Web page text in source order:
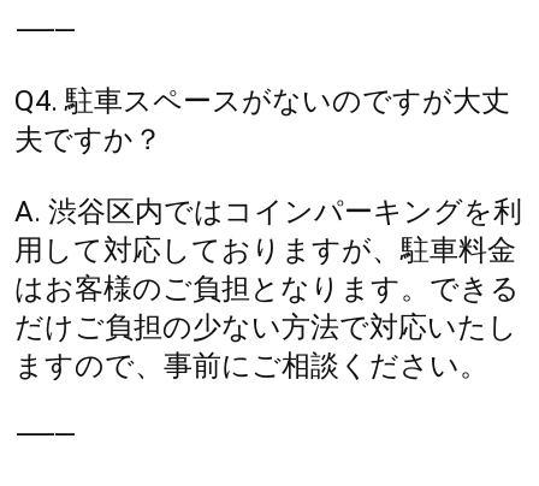
⸻
Q4. 駐車スペースがないのですが大丈
夫ですか？
A. 渋谷区内ではコインパーキングを利
用して対応しておりますが、駐車料金
はお客様のご負担となります。できる
だけご負担の少ない方法で対応いたし
ますので、事前にご相談ください。
⸻